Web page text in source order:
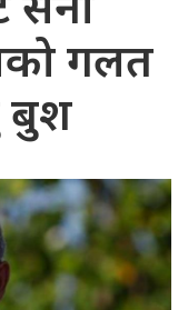
सेना
गलत
बुश